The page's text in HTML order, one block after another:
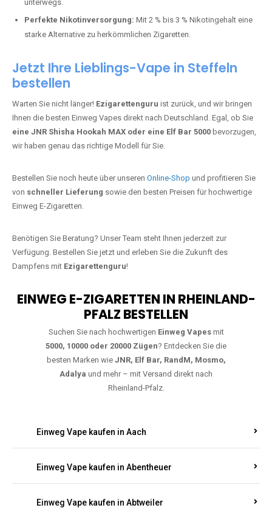
unterwegs.
Perfekte Nikotinversorgung: Mit 2 % bis 3 % Nikotingehalt eine
starke Alternative zu herkömmlichen Zigaretten.
Jetzt Ihre Lieblings-Vape in Steffeln
bestellen
Warten Sie nicht länger! Ezigarettenguru ist zurück, und wir bringen
Ihnen die besten Einweg Vapes direkt nach Deutschland. Egal, ob Sie
eine JNR Shisha Hookah MAX oder eine Elf Bar 5000 bevorzugen,
wir haben genau das richtige Modell für Sie.
Bestellen Sie noch heute über unseren Online-Shop und profitieren Sie
von schneller Lieferung sowie den besten Preisen für hochwertige
Einweg E-Zigaretten.
Benötigen Sie Beratung? Unser Team steht Ihnen jederzeit zur
Verfügung. Bestellen Sie jetzt und erleben Sie die Zukunft des
Dampfens mit Ezigarettenguru!
EINWEG E-ZIGARETTEN IN RHEINLAND-
PFALZ BESTELLEN
Suchen Sie nach hochwertigen Einweg Vapesmit
5000, 10000 oder 20000 Zügen? Entdecken Sie die
besten Marken wie JNR, Elf Bar, RandM, Mosmo,
Adalya und mehr – mit Versand direkt nach
Rheinland-Pfalz.
Einweg Vape kaufen in Aach
Einweg Vape kaufen in Abentheuer
Einweg Vape kaufen in Abtweiler